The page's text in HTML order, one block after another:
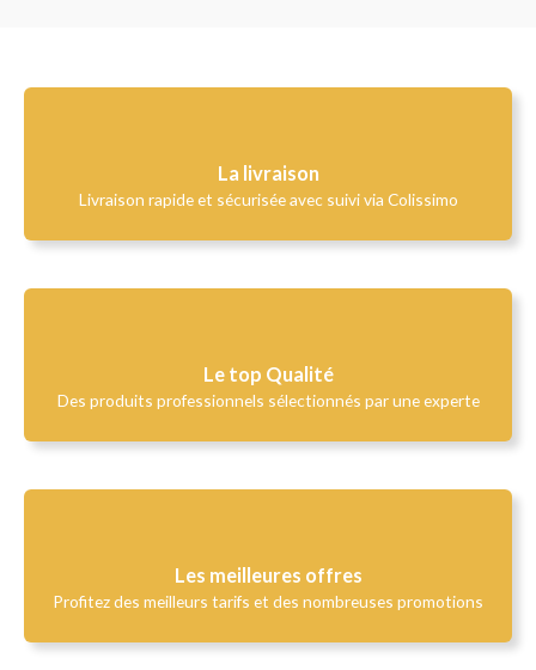
La livraison
Livraison rapide et sécurisée avec suivi via Colissimo
Le top Qualité​
Des produits professionnels sélectionnés par une experte
Les meilleures offres
Profitez des meilleurs tarifs et des nombreuses promotions